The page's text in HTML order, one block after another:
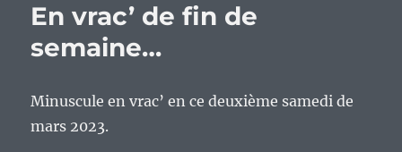
En vrac’ de fin de
semaine…
Minuscule en vrac’ en ce deuxième samedi de
mars 2023.